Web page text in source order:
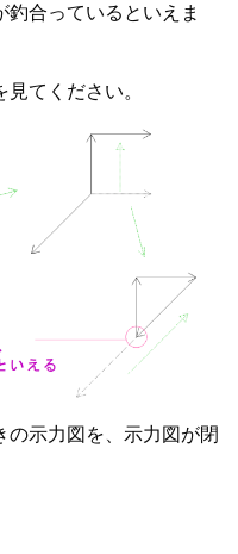
合っているといえま
てください。
の示力図を、示力図が閉